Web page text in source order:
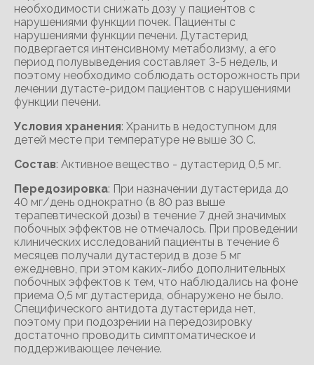
необходимости снижать дозу у пациентов с
нарушениями функции почек. Пациенты с
нарушениями функции печени. Дутастерид
подвергается интенсивному метаболизму, а его
период полувыведения составляет 3-5 недель, и
поэтому необходимо соблюдать осторожность при
лечении дутасте-ридом пациентов с нарушениями
функции печени.
Условия хранения: Хранить в недоступном для
детей месте при температуре не выше 30 С.
Состав: Активное вещество - дутастерид 0,5 мг.
Передозировка: При назначении дутастерида до
40 мг/день однократно (в 80 раз выше
терапевтической дозы) в течение 7 дней значимых
побочных эффектов не отмечалось. При проведении
клинических исследований пациенты в течение 6
месяцев получали дутастерид в дозе 5 мг
ежедневно, при этом каких-либо дополнительных
побочных эффектов к тем, что наблюдались на фоне
приема 0,5 мг дутастерида, обнаружено не было.
Специфического антидота дутастерида нет,
поэтому при подозрении на передозировку
достаточно проводить симптоматическое и
поддерживающее лечение.